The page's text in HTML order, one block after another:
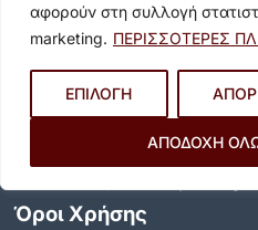
αφορούν στη συλλογή
marketing. ΠΕΡΙΣΣΟΤΕΡΕΣ
ΕΠΙΛΟΓΗ
ΑΠΟΔΟΧΗ
Επικοινωνία
213 2008600
Όροι Χρήσης